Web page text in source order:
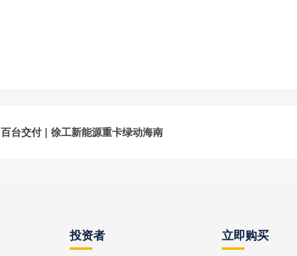
百台交付 | 徐工新能源重卡绿动海南
投资者 立即购买